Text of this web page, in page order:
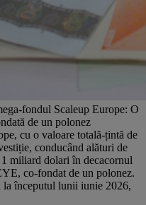
fondul Scaleup Europe: O
de un polonez
cu o valoare totală-țintă de
conducând alături de
miliard dolari în decacornul
co-fondat de un polonez.
la începutul lunii iunie 2026,